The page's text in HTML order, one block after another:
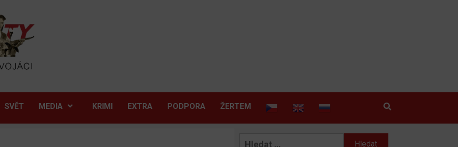
SVĚT MEDIA KRIMI EXTRA PODPORA ŽERTEM
Vyhledávání